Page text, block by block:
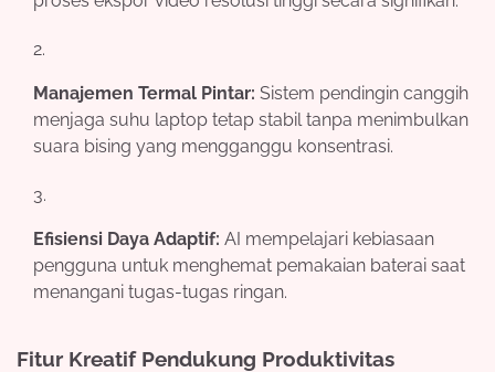
Manajemen Termal Pintar: Sistem pendingin canggih
menjaga suhu laptop tetap stabil tanpa menimbulkan
suara bising yang mengganggu konsentrasi.
Efisiensi Daya Adaptif: AI mempelajari kebiasaan
pengguna untuk menghemat pemakaian baterai saat
menangani tugas-tugas ringan.
Fitur Kreatif Pendukung Produktivitas